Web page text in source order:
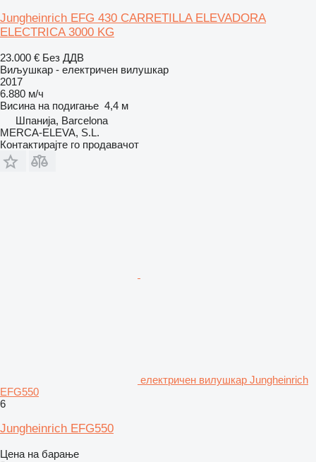
Jungheinrich EFG 430 CARRETILLA ELEVADORA
ELECTRICA 3000 KG
23.000 € Без ДДВ
Виљушкар - електричен вилушкар
2017
6.880 м/ч
Висина на подигање 4,4 м
Шпанија, Barcelona
MERCA-ELEVA, S.L.
Контактирајте го продавачот
електричен вилушкар Jungheinrich
EFG550
6
Jungheinrich EFG550
Цена на барање